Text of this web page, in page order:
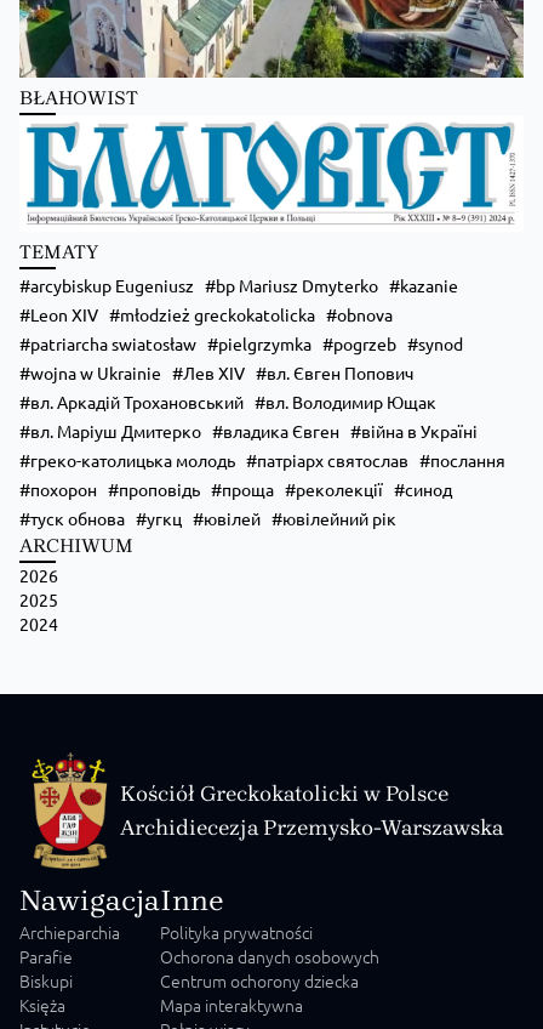
Kościół Greckokatolicki
2 days ago
Школи Християнського Аніматора (ШХА)
✨ Хочеш не просто проводити час, а зростати у вірі, відкривати свої
таланти та навчитися надихати інших?
Запрошуємо тебе до Школи Християнського Аніматора (ШХА) —
місця, де формується нове покоління християнських лідерів.
💙 На тебе чекає:
• формація, яка допоможе зміцнити віру;
• практичні навички для організації зустрічей, т
... Zobacz więcej
BŁAHOWIST
TEMATY
arcybiskup Eugeniusz bp Mariusz Dmyterko
kazanie
Leon XIV
młodzież greckokatolicka
obnova
patriarcha swiatosław
pielgrzymka pogrzeb
synod
wojna w Ukrainie
Лев XIV
вл. Євген Попович
вл. Аркадій Трохановський
вл. Володимир Ющак
вл. Маріуш Дмитерко
владика Євген
війна в Україні
греко-католицька молодь
патріарх святослав
послання
похорон
проповідь проща реколекції
синод
туск обнова
угкц ювілей ювілейний рік
ARCHIWUM
2026
2025
2024
Kościół Greckokatolicki w Polsce
Archidiecezja Przemysko-Warszawska
Nawigacja
Archieparchia
Parafie
Biskupi
Księża
Inne
Polityka prywatności
Ochorona danych osobowych
Centrum ochorony dziecka
Mapa interaktywna